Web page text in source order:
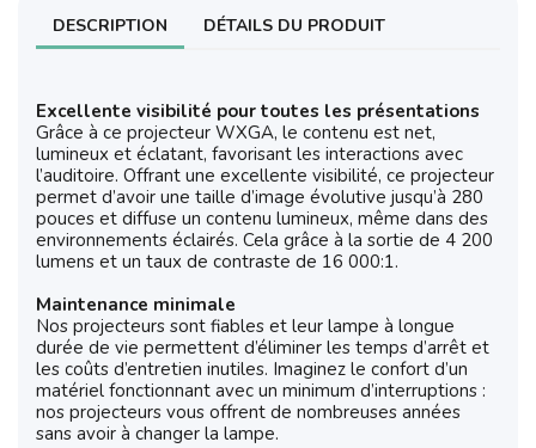
DESCRIPTION DÉTAILS DU PRODUIT
Excellente visibilité pour toutes les présentations
Grâce à ce projecteur WXGA, le contenu est net,
lumineux et éclatant, favorisant les interactions avec
l’auditoire. Offrant une excellente visibilité, ce projecteur
permet d’avoir une taille d’image évolutive jusqu’à 280
pouces et diffuse un contenu lumineux, même dans des
environnements éclairés. Cela grâce à la sortie de 4 200
lumens et un taux de contraste de 16 000:1.
Maintenance minimale
Nos projecteurs sont fiables et leur lampe à longue
durée de vie permettent d’éliminer les temps d’arrêt et
les coûts d’entretien inutiles. Imaginez le confort d’un
matériel fonctionnant avec un minimum d’interruptions :
nos projecteurs vous offrent de nombreuses années
sans avoir à changer la lampe.